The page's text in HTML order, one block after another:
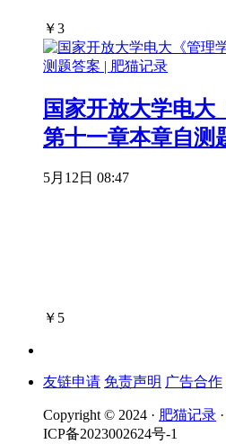
￥3
国家开放大学电大
第十一章本章自测
5月12日 08:47
￥ 5
友链申请 免责声明 广告合作
Copyright © 2024 · 肥猫记录
ICP备2023002624号-1